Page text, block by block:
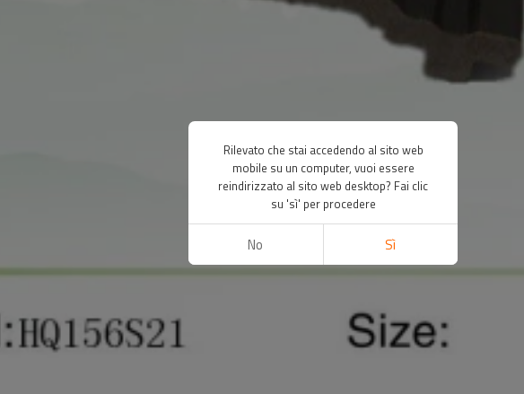
Rilevato che stai accedendo al sito web
mobile su un computer, vuoi essere
reindirizzato al sito web desktop? Fai clic
su 'sì' per procedere
No Sì